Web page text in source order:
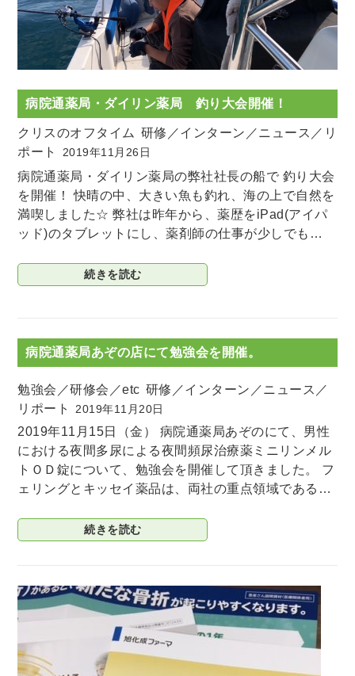
病院通薬局・ダイリン薬局 釣り大会開催！
クリスのオフタイム 研修／インターン／ニュース／リ
ポート
2019年11月26日
病院通薬局・ダイリン薬局の弊社社長の船で 釣り大会
を開催！ 快晴の中、大きい魚も釣れ、海の上で自然を
満喫しました☆ 弊社は昨年から、薬歴をiPad(アイパ
ッド)のタブレットにし、薬剤師の仕事が少しでも…
続きを読む
病院通薬局あぞの店にて勉強会を開催。
勉強会／研修会／etc 研修／インターン／ニュース／
リポート
2019年11月20日
2019年11月15日（金） 病院通薬局あぞのにて、男性
における夜間多尿による夜間頻尿治療薬ミニリンメル
トＯＤ錠について、勉強会を開催して頂きました。 フ
ェリングとキッセイ薬品は、両社の重点領域である…
続きを読む